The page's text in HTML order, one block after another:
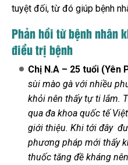
tuyệt đối, từ đó giúp bệnh
Phản hồi từ bệnh nhân
điều trị bệnh
Chị N.A – 25 tuổi (Yên
sùi mào gà với nhiều
khỏi nên thấy tự ti lắm.
qua đa khoa quốc tế
giới thiệu. Khi tới đây
phương pháp mới thấy
thuốc tăng đề kháng